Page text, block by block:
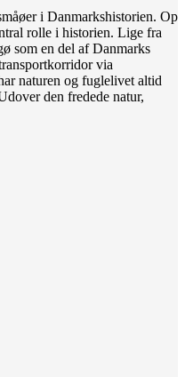
i Danmarkshistorien. Op
rolle i historien. Lige fra
som en del af Danmarks
via
naturen og fuglelivet altid
den fredede natur,